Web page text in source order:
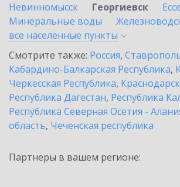
Невинномысск
Георгиевск
Минеральные воды
все населенные пункты
Смотрите также: Россия,
Кабардино-Балкарская Республика,
Черкесская Республика,
Республика Дагестан, Республика
Республика Северная Осетия -
область, Чеченская республика
Партнеры в вашем регионе: